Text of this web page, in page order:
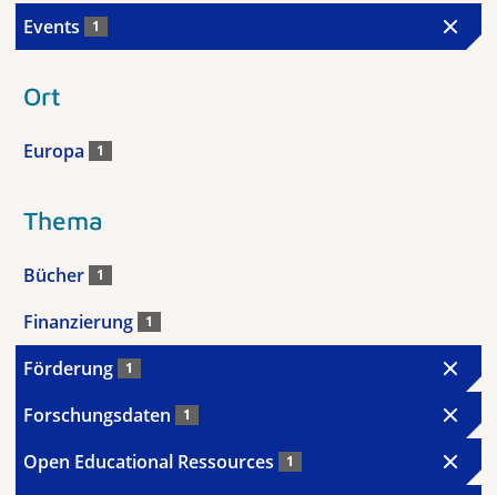
Events 1
Ort
Europa 1
Thema
Bücher 1
Finanzierung 1
Förderung 1
Forschungsdaten 1
Open Educational Ressources 1